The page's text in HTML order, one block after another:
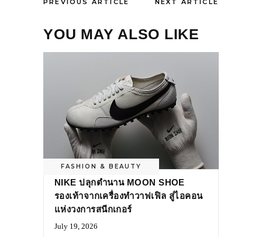
PREVIOUS ARTICLE NEXT ARTICLE
YOU MAY ALSO LIKE
FASHION & BEAUTY
NIKE ปลุกตำนาน MOON SHOE
รองเท้าจากเครื่องทำวาฟเฟิล สู่ไอคอน
แห่งวงการสนีกเกอร์
July 19, 2026